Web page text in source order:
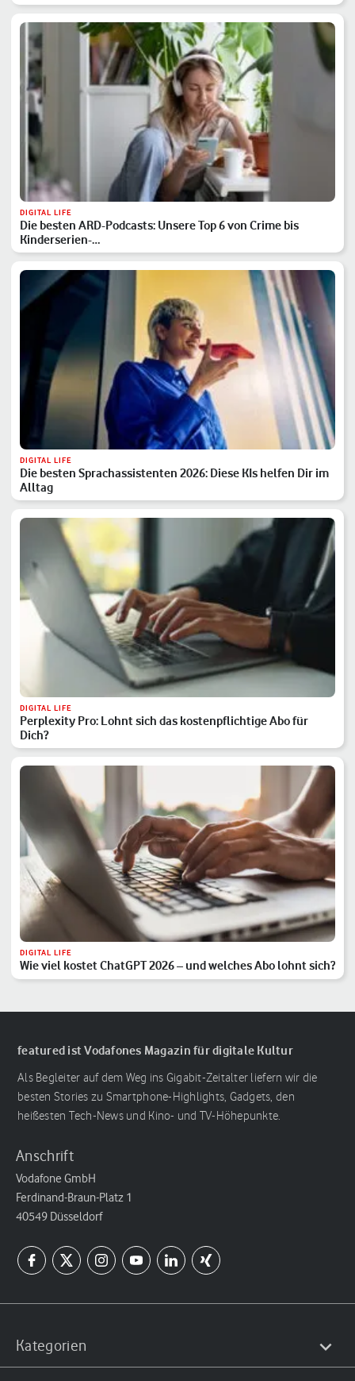
DIGITAL LIFE
Die besten ARD-Podcasts: Unsere Top 6 von Crime bis
Kinderserien-…
DIGITAL LIFE
Die besten Sprachassistenten 2026: Diese KIs helfen Dir im
Alltag
DIGITAL LIFE
Perplexity Pro: Lohnt sich das kostenpflichtige Abo für
Dich?
DIGITAL LIFE
Wie viel kostet ChatGPT 2026 – und welches Abo lohnt sich?
featured ist Vodafones Magazin für digitale Kultur
Als Begleiter auf dem Weg ins Gigabit-Zeitalter liefern wir die
besten Stories zu Smartphone-Highlights, Gadgets, den
heißesten Tech-News und Kino- und TV-Höhepunkte.
Anschrift
Vodafone GmbH
Ferdinand-Braun-Platz 1
40549 Düsseldorf
Kategorien